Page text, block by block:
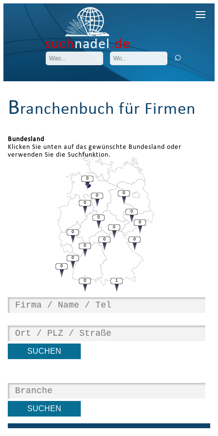
suchnadel.de
Branchenbuch für Firmen
Bundesland
Klicken Sie unten auf das gewünschte Bundesland oder
verwenden Sie die Suchfunktion.
0
0
0
0
0
0
0
0
0
0
0
0
0
0
0
1